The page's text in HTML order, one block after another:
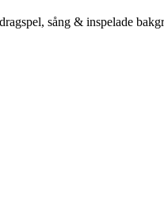
sång & inspelade